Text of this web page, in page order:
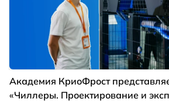
Академия КриоФрост
«Чиллеры. Проектирование и